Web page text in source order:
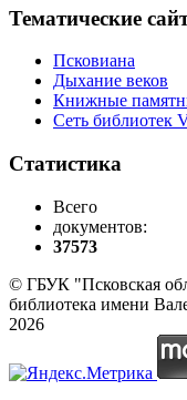
Тематические
Псковиана
Дыхание веков
Книжные
Сеть библиотек
Статистика
Всего
документов:
37573
© ГБУК "Псковская
библиотека имени
2026